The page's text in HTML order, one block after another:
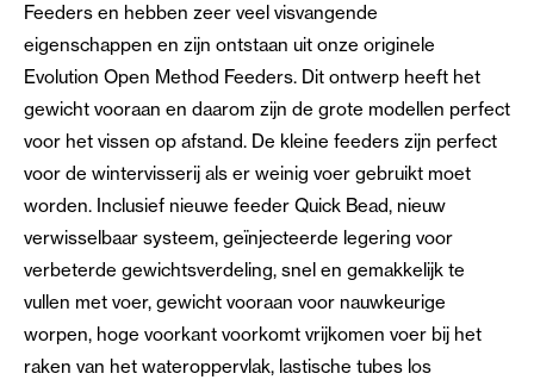
Feeders en hebben zeer veel visvangende
eigenschappen en zijn ontstaan uit onze originele
Evolution Open Method Feeders. Dit ontwerp heeft het
gewicht vooraan en daarom zijn de grote modellen perfect
voor het vissen op afstand. De kleine feeders zijn perfect
voor de wintervisserij als er weinig voer gebruikt moet
worden. Inclusief nieuwe feeder Quick Bead, nieuw
verwisselbaar systeem, geïnjecteerde legering voor
verbeterde gewichtsverdeling, snel en gemakkelijk te
vullen met voer, gewicht vooraan voor nauwkeurige
worpen, hoge voorkant voorkomt vrijkomen voer bij het
raken van het wateroppervlak, lastische tubes los